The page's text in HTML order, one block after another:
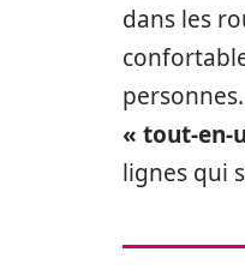
dans les
« tout-en-
lignes qui